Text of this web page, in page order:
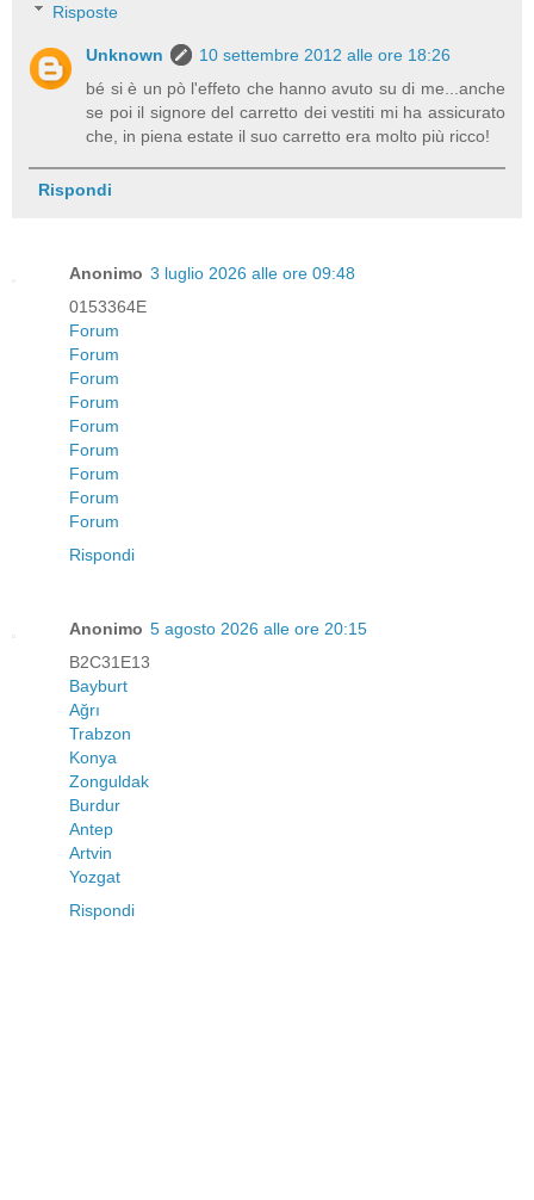
Risposte
Unknown
10 settembre 2012 alle ore 18:26
bé si è un pò l'effeto che hanno avuto su di me...anche
se poi il signore del carretto dei vestiti mi ha assicurato
che, in piena estate il suo carretto era molto più ricco!
Rispondi
Anonimo 3 luglio 2026 alle ore 09:48
0153364E
Forum
Forum
Forum
Forum
Forum
Forum
Forum
Forum
Forum
Rispondi
Anonimo 5 agosto 2026 alle ore 20:15
B2C31E13
Bayburt
Ağrı
Trabzon
Konya
Zonguldak
Burdur
Antep
Artvin
Yozgat
Rispondi